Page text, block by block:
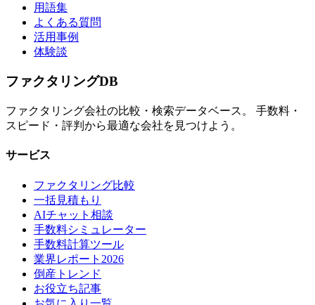
用語集
よくある質問
活用事例
体験談
ファクタリングDB
ファクタリング会社の比較・検索データベース。 手数料・
スピード・評判から最適な会社を見つけよう。
サービス
ファクタリング比較
一括見積もり
AIチャット相談
手数料シミュレーター
手数料計算ツール
業界レポート2026
倒産トレンド
お役立ち記事